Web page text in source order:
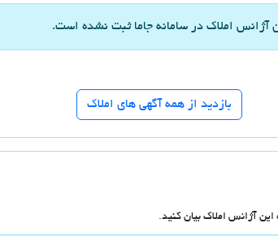
املاک در سامانه جاما ثبت نشده است.
بازدید از همه آگهی های املاک
آژانس املاک بیان کنید.